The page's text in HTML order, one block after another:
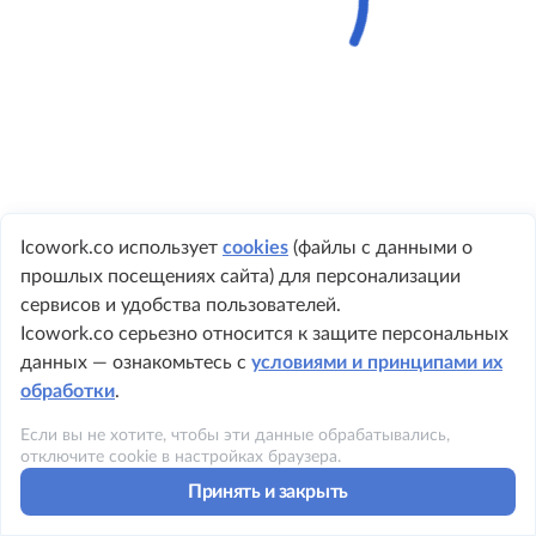
Icowork.co использует cookies (файлы с данными о
прошлых посещениях сайта) для персонализации
сервисов и удобства пользователей.
Icowork.co серьезно относится к защите персональных
данных — ознакомьтесь с условиями и принципами их
обработки.
Если вы не хотите, чтобы эти данные обрабатывались,
отключите cookie в настройках браузера.
Принять и закрыть
+ 7 495 149-8999
Политика конфиденциальности
Условия использования